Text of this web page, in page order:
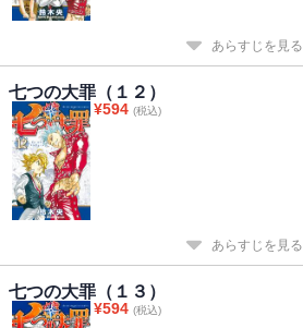
あらすじを見る
七つの大罪（１２）
¥594 (税込)
あらすじを見る
七つの大罪（１３）
¥594 (税込)